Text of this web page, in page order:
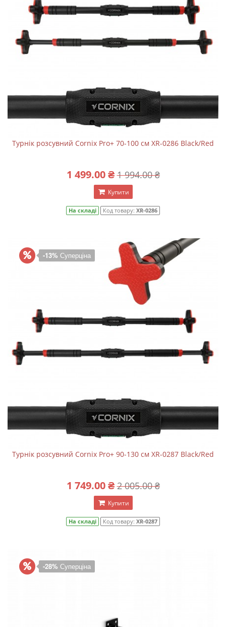
Турнік розсувний Cornix Pro+ 70-100 см XR-0286 Black/Red
1 499.00 ₴ 1 994.00 ₴
Купити
На складі Код товару: XR-0286
-13% Суперціна
Турнік розсувний Cornix Pro+ 90-130 см XR-0287 Black/Red
1 749.00 ₴ 2 005.00 ₴
Купити
На складі Код товару: XR-0287
-28% Суперціна